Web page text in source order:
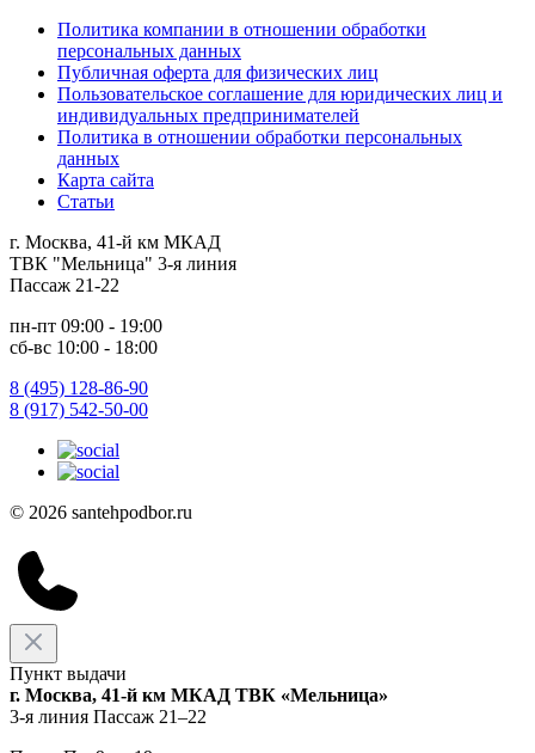
Политика компании в отношении обработки
персональных данных
Публичная оферта для физических лиц
Пользовательское соглашение для юридических лиц и
индивидуальных предпринимателей
Политика в отношении обработки персональных
данных
Карта сайта
Статьи
г. Москва, 41-й км МКАД
ТВК "Мельница" 3-я линия
Пассаж 21-22
пн-пт 09:00 - 19:00
сб-вс 10:00 - 18:00
8 (495) 128-86-90
8 (917) 542-50-00
© 2026 santehpodbor.ru
Пункт выдачи
г. Москва, 41-й км МКАД ТВК «Мельница»
3-я линия Пассаж 21–22